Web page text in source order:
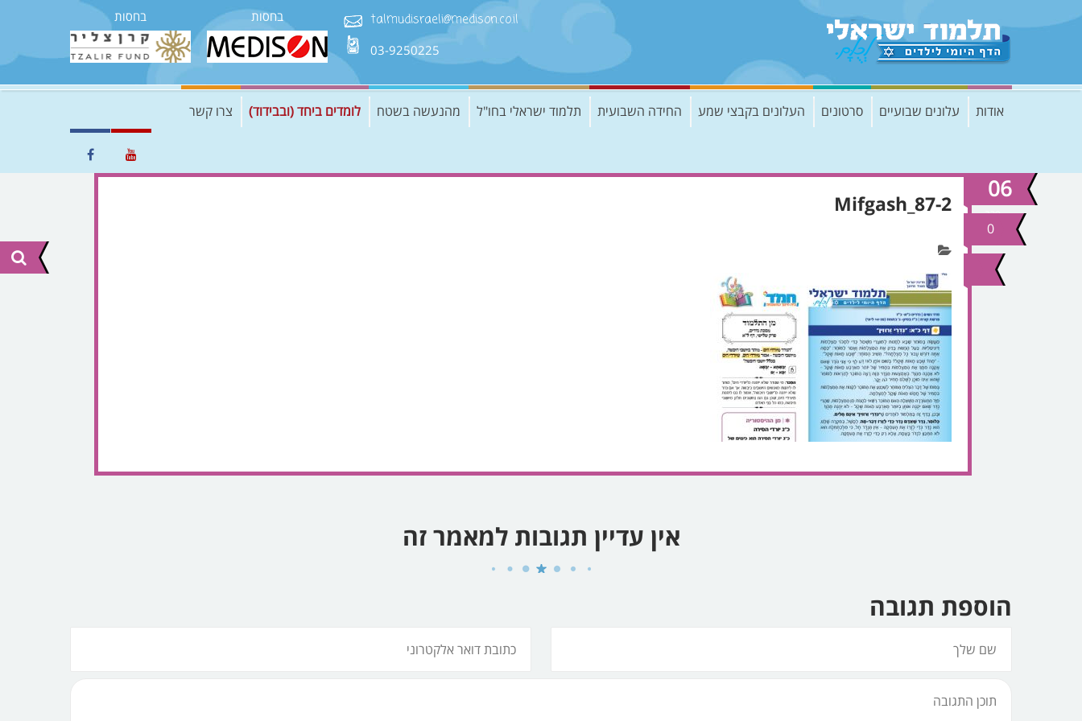
בחסות בחסות talmudisraeli@medison.co.il
03-9250225
אודות עלונים שבועיים סרטונים העלונים בקבצי שמע החידה השבועית תלמוד ישראלי בחו"ל מהנעשה בשטח לומדים ביחד (ובבידוד) צרו קשר
06
פבר
2017
0
Mifgash_87-2
אין עדיין תגובות למאמר זה
הוספת תגובה